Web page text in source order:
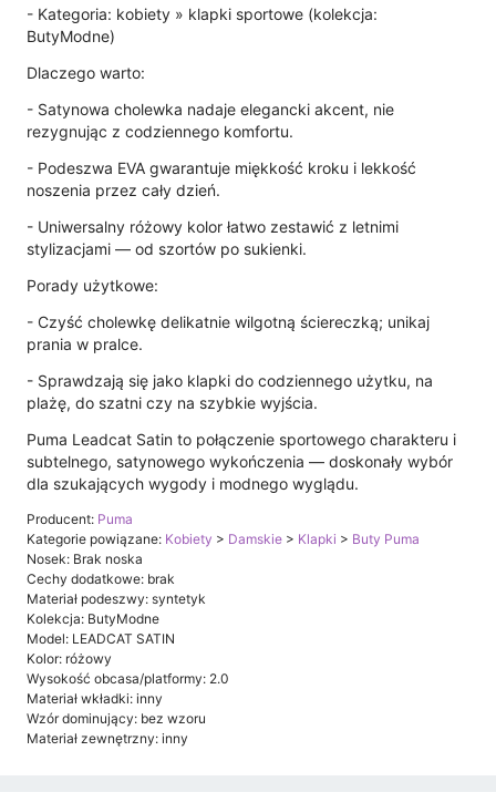
- Kategoria: kobiety » klapki sportowe (kolekcja:
ButyModne)
Dlaczego warto:
- Satynowa cholewka nadaje elegancki akcent, nie
rezygnując z codziennego komfortu.
- Podeszwa EVA gwarantuje miękkość kroku i lekkość
noszenia przez cały dzień.
- Uniwersalny różowy kolor łatwo zestawić z letnimi
stylizacjami — od szortów po sukienki.
Porady użytkowe:
- Czyść cholewkę delikatnie wilgotną ściereczką; unikaj
prania w pralce.
- Sprawdzają się jako klapki do codziennego użytku, na
plażę, do szatni czy na szybkie wyjścia.
Puma Leadcat Satin to połączenie sportowego charakteru i
subtelnego, satynowego wykończenia — doskonały wybór
dla szukających wygody i modnego wyglądu.
Producent: Puma
Kategorie powiązane: Kobiety > Damskie > Klapki > Buty Puma
Nosek: Brak noska
Cechy dodatkowe: brak
Materiał podeszwy: syntetyk
Kolekcja: ButyModne
Model: LEADCAT SATIN
Kolor: różowy
Wysokość obcasa/platformy: 2.0
Materiał wkładki: inny
Wzór dominujący: bez wzoru
Materiał zewnętrzny: inny